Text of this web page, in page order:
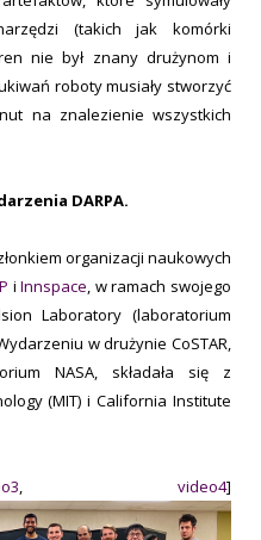
(takich jak komórki
nie był znany drużynom i
roboty musiały stworzyć
na znalezienie wszystkich
DARPA.
organizacji naukowych
iInnspace, w ramach swojego
Laboratory (laboratorium
w drużynie CoSTAR,
NASA, składała się z
(MIT) i California Institute
, video4]